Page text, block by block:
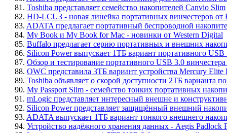
81. Toshiba представляет семейство накопителей Canvio Slim
82. HD-LCU3 - новая линейка портативных винчестеров от
83. ADATA предлагает портативный беспроводной
84. My Book и My Book for Mac - новинки от Western Digital
85. Buffalo предлагает серию портативных и внешних
86. Silicon Power выпускает 1ТБ вариант портативного
87. Обзор и тестирование портативного USB 3.0
88. OWC представила 3ТБ вариант устройства Mercury
89. Toshiba объявляет о скорой доступности 2ТБ варианта
90. My Passport Slim - семейство тонких портативных
91. mLogic представляет интересный внешне и
92. Silicon Power представляет защищённый внешний
93. ADATA выпускает 1ТБ вариант тонкого внешнего
94. Устройство надёжного хранения данных - Aegis Padlock